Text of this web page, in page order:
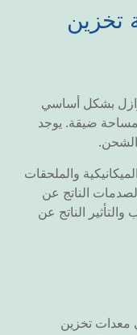
تخزين
بشكل أساسي
مساحة ضيقة. يوجد
والملحقات
الناتج عن
والتأثير الناتج عن
معدات تخزين